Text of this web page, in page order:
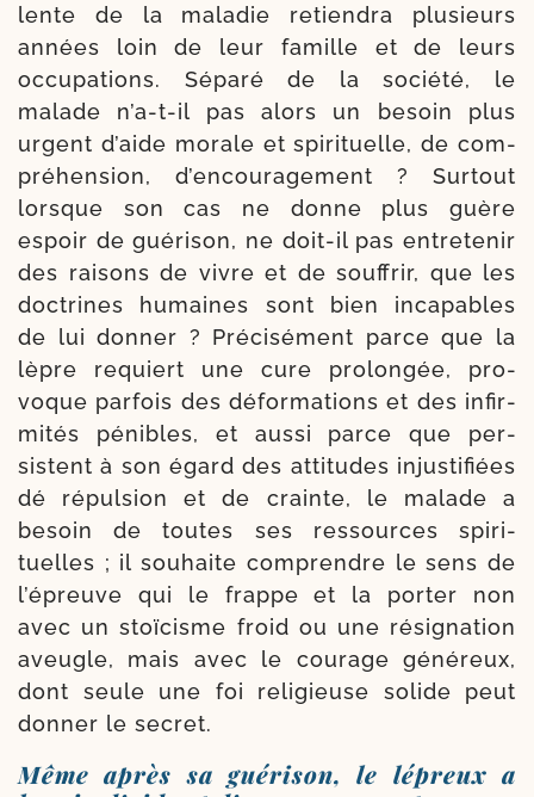
lente de la mala­die retien­dra plu­sieurs
années loin de leur famille et de leurs
occu­pa­tions. Séparé de la socié­té, le
malade n’a-​t-​il pas alors un besoin plus
urgent d’aide morale et spiri­tuelle, de com­
pré­hen­sion, d’en­cou­ra­ge­ment ? Surtout
lorsque son cas ne donne plus guère
espoir de gué­ri­son, ne doit-​il pas entre­tenir
des rai­sons de vivre et de souf­frir, que les
doc­trines humaines sont bien inca­pables
de lui don­ner ? Précisément parce que la
lèpre requiert une cure pro­lon­gée, pro­
voque par­fois des défor­ma­tions et des infir­
mi­tés pénibles, et aus­si parce que per­
sistent à son égard des atti­tudes injus­ti­fiées
dé répul­sion et de crainte, le malade a
besoin de toutes ses res­sources spi­ri­
tuelles ; il sou­haite com­prendre le sens de
l’é­preuve qui le frappe et la por­ter non
avec un stoï­cisme froid ou une rési­gna­tion
aveugle, mais avec le cou­rage géné­reux,
dont seule une foi reli­gieuse solide peut
don­ner le secret.
Même après sa guérison, le lépreux a